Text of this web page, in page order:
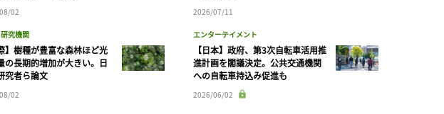
02
究機関
】樹種が豊富な森林ほど光
の長期的増加が大きい。日
究者ら論文
02
2026/07/11
エンターテイメント
【日本】政府、第3次自転車活用推
進計画を閣議決定。公共交通機関
への自転車持込み促進も
2026/06/02